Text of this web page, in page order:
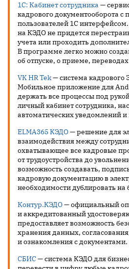
1С: Кабинет сотрудника —
кадрового документооборота
пользователей 1С
на КЭДО не придется
учета или проходить
В программе легко можно
об отпуске, о приеме,
VK HR Tek— система кадрового
Мобильное приложение для
держать все процессы под
личный кабинет сотрудника,
автоматических уведомлений и
ELMA365 КЭДО— решение для
взаимодействия между
охватывающее все кадровые
от трудоустройства до
возможность создавать,
кадровую документацию в
необходимости дублировать на
Контур.КЭДО— официальный
и аккредитованный
предоставляет возможность
хранения данных,
и ознакомления с документами.
СБИС— система КЭДО для